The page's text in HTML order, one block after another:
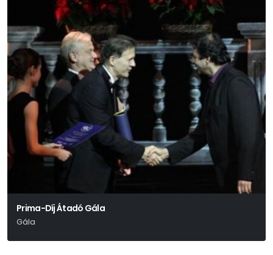
Prima-Díj Átadó Gála
Gála